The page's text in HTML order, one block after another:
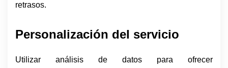
retrasos.
Personalización del servicio
Utilizar análisis de datos para ofrecer